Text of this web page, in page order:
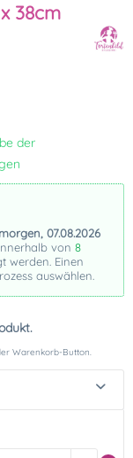
38cm
der
morgen, 07.08.2026
von 8
werden. Einen
auswählen.
Warenkorb-Button.